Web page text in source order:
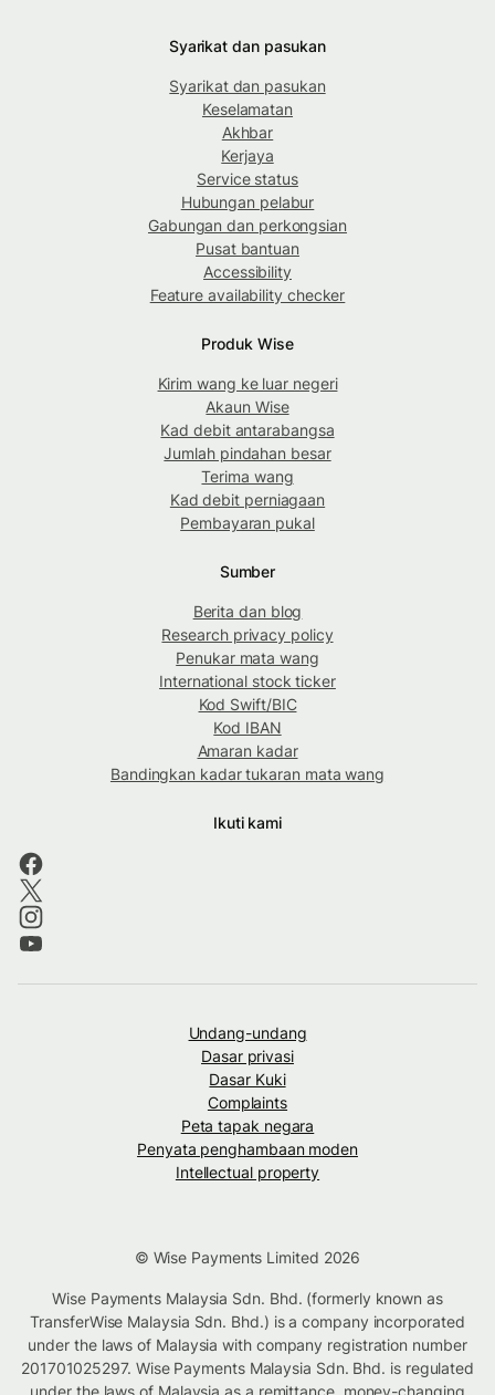
Syarikat dan pasukan
Syarikat dan pasukan
Keselamatan
Akhbar
Kerjaya
Service status
Hubungan pelabur
Gabungan dan perkongsian
Pusat bantuan
Accessibility
Feature availability checker
Produk Wise
Kirim wang ke luar negeri
Akaun Wise
Kad debit antarabangsa
Jumlah pindahan besar
Terima wang
Kad debit perniagaan
Pembayaran pukal
Sumber
Berita dan blog
Research privacy policy
Penukar mata wang
International stock ticker
Kod Swift/BIC
Kod IBAN
Amaran kadar
Bandingkan kadar tukaran mata wang
Ikuti kami
Undang-undang
Dasar privasi
Dasar Kuki
Complaints
Peta tapak negara
Penyata penghambaan moden
Intellectual property
© Wise Payments Limited 2026
Wise Payments Malaysia Sdn. Bhd. (formerly known as
TransferWise Malaysia Sdn. Bhd.) is a company incorporated
under the laws of Malaysia with company registration number
201701025297. Wise Payments Malaysia Sdn. Bhd. is regulated
under the laws of Malaysia as a remittance, money-changing